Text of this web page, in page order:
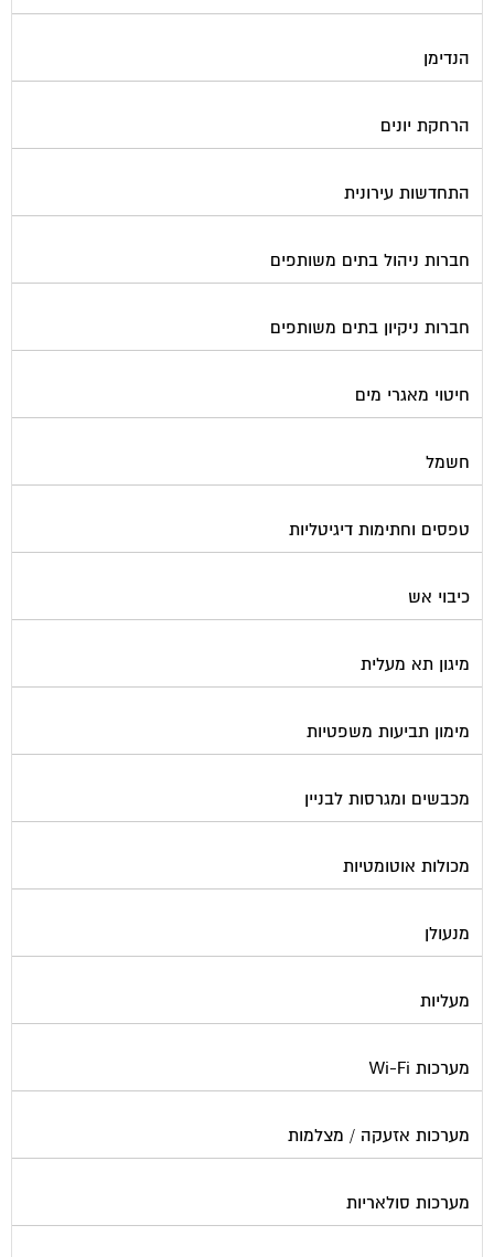
הנדימן
הרחקת יונים
התחדשות עירונית
חברות ניהול בתים משותפים
חברות ניקיון בתים משותפים
חיטוי מאגרי מים
חשמל
טפסים וחתימות דיגיטליות
כיבוי אש
מיגון תא מעלית
מימון תביעות משפטיות
מכבשים ומגרסות לבניין
מכולות אוטומטיות
מנעולן
מעליות
מערכות Wi-Fi
מערכות אזעקה / מצלמות
מערכות סולאריות